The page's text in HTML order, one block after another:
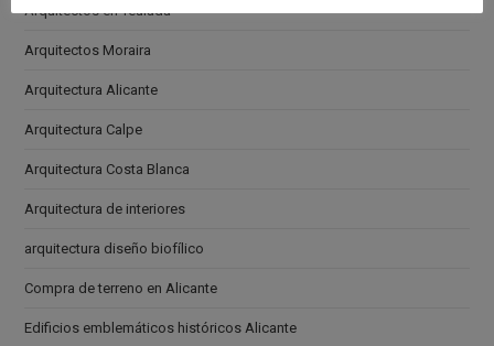
Arquitectos en Teulada
Arquitectos Moraira
Arquitectura Alicante
Arquitectura Calpe
Arquitectura Costa Blanca
Arquitectura de interiores
arquitectura diseño biofílico
Compra de terreno en Alicante
Edificios emblemáticos históricos Alicante